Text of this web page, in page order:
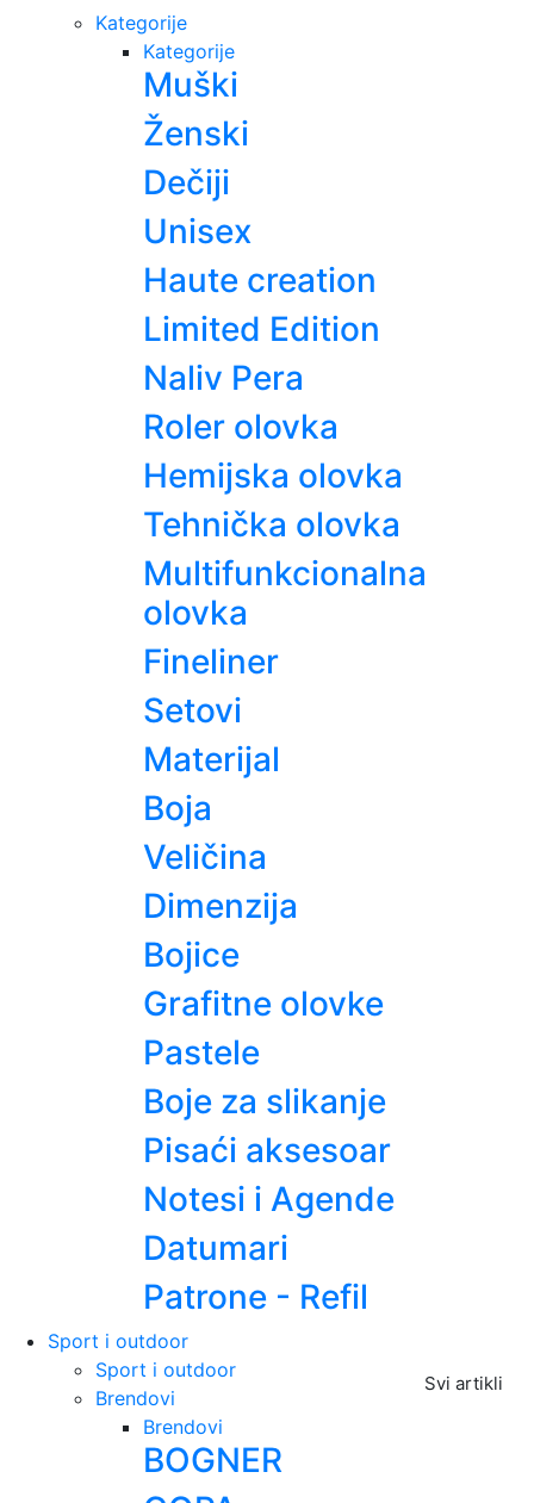
Kategorije
Kategorije
Muški
Ženski
Dečiji
Unisex
Haute creation
Limited Edition
Naliv Pera
Roler olovka
Hemijska olovka
Tehnička olovka
Multifunkcionalna
olovka
Fineliner
Setovi
Materijal
Boja
Veličina
Dimenzija
Bojice
Grafitne olovke
Pastele
Boje za slikanje
Pisaći aksesoar
Notesi i Agende
Datumari
Patrone - Refil
Sport i outdoor
Svi artikli
Sport i outdoor
Brendovi
Brendovi
BOGNER